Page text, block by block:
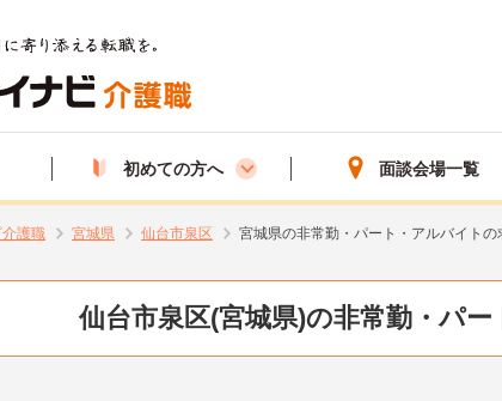
初めての方へ 面談会場一覧
護職 宮城県 仙台市泉区 宮城県の非常勤・パート・アルバイトの
仙台市泉区(宮城県)の非常勤・パ